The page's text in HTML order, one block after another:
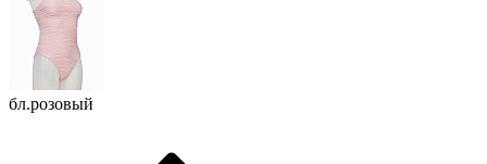
бл.розовый